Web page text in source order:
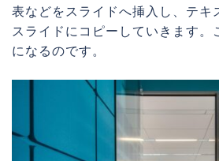
表などをスライドへ挿入し、テキ
スライドにコピーしていきます。
になるのです。